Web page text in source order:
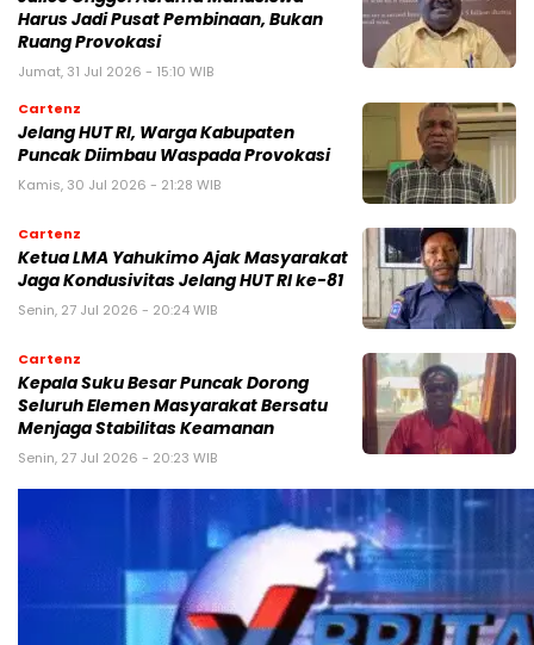
Harus Jadi Pusat Pembinaan, Bukan
Ruang Provokasi
Jumat, 31 Jul 2026 - 15:10 WIB
Cartenz
Jelang HUT RI, Warga Kabupaten
Puncak Diimbau Waspada Provokasi
Kamis, 30 Jul 2026 - 21:28 WIB
Cartenz
Ketua LMA Yahukimo Ajak Masyarakat
Jaga Kondusivitas Jelang HUT RI ke-81
Senin, 27 Jul 2026 - 20:24 WIB
Cartenz
Kepala Suku Besar Puncak Dorong
Seluruh Elemen Masyarakat Bersatu
Menjaga Stabilitas Keamanan
Senin, 27 Jul 2026 - 20:23 WIB